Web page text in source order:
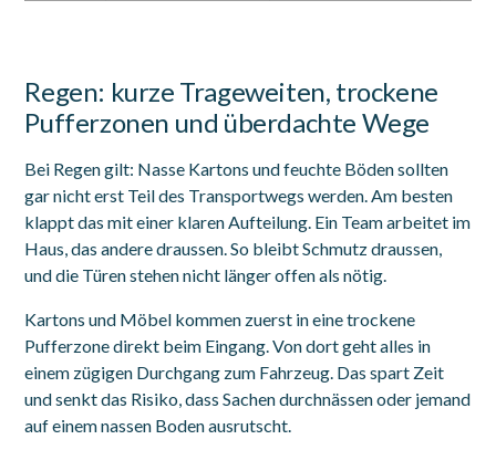
Regen: kurze Trageweiten, trockene
Pufferzonen und überdachte Wege
Bei Regen gilt: Nasse Kartons und feuchte Böden sollten
gar nicht erst Teil des Transportwegs werden. Am besten
klappt das mit einer klaren Aufteilung. Ein Team arbeitet im
Haus, das andere draussen. So bleibt Schmutz draussen,
und die Türen stehen nicht länger offen als nötig.
Kartons und Möbel kommen zuerst in eine trockene
Pufferzone direkt beim Eingang. Von dort geht alles in
einem zügigen Durchgang zum Fahrzeug. Das spart Zeit
und senkt das Risiko, dass Sachen durchnässen oder jemand
auf einem nassen Boden ausrutscht.